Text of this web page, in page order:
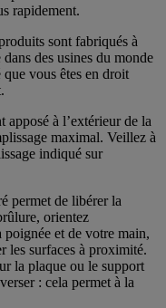
rapidement.
sont fabriqués à
des usines du monde
vous êtes en droit
à l’extérieur de la
maximal. Veillez à
indiqué sur
permet de libérer la
orientez
et de votre main,
les surfaces à proximité.
la plaque ou le support
: cela permet à la